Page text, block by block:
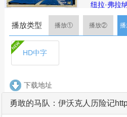
纽拉·弗拉
勒 伯尔·艾
李·卡林顿
森
Cindel失
播放类型 播放① 播放②
HD中字
下载地址
勇敢的马队：伊沃克人历险记